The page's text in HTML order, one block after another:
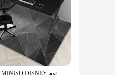
سجادة MINISO DISNEY هندسية مانعة للإنزلاق ، حصائر قدم مستطيلة ، حصائر مزخرفة للدراسة والمكتب والكمبيوتر والمكتب ، كرسي رياضي إلكتروني وغرفة نوم